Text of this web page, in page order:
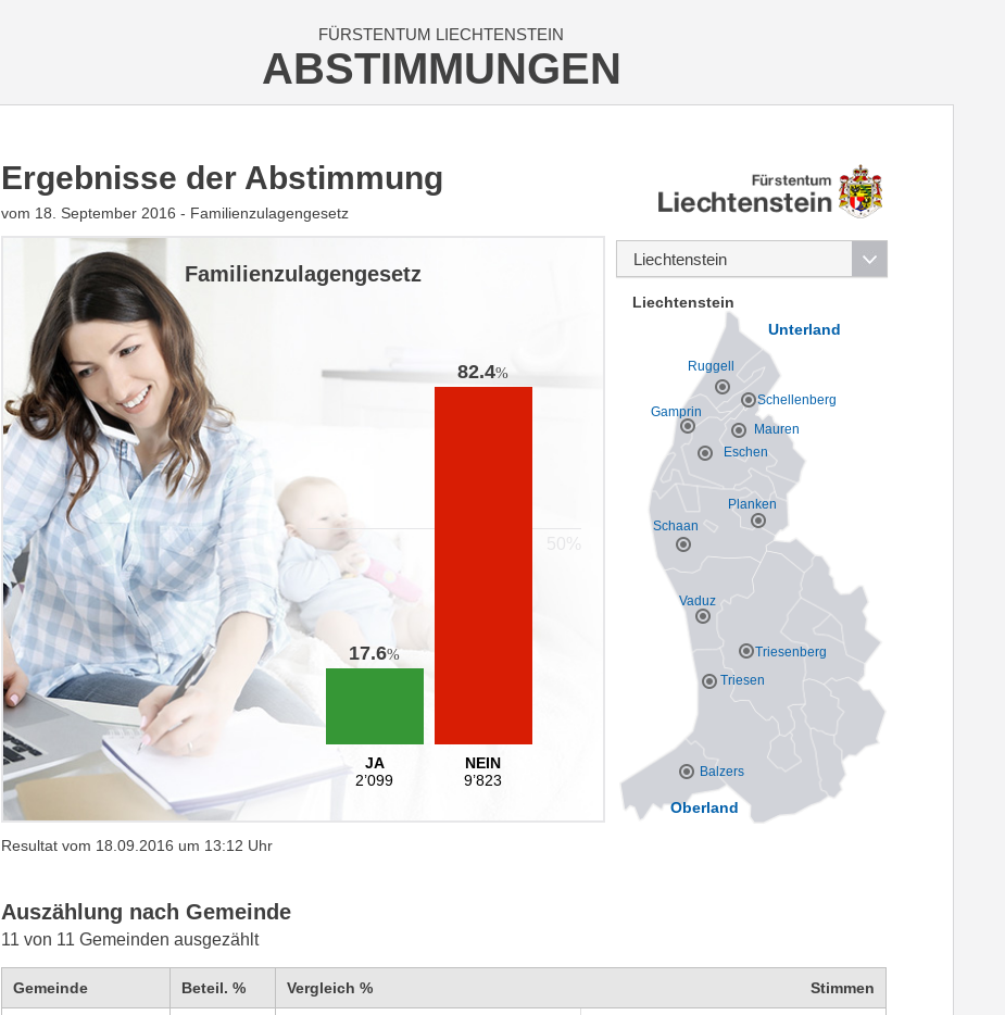
FÜRSTENTUM LIECHTENSTEIN
ABSTIMMUNGEN
Vaduz
Balzers
Planken
Schaan
Triesen
Triesenberg
Eschen
Gamprin
Mauren
Ruggell
Schellenberg
Oberland
Unterland
Liechtenstein
Ergebnisse der Abstimmung
vom 18. September 2016 - Familienzulagengesetz
Familienzulagengesetz
17.6%
JA
2’099
82.4%
NEIN
9’823
Resultat vom 18.09.2016 um 13:12 Uhr
Auszählung nach Gemeinde
11 von 11 Gemeinden ausgezählt
Gemeinde Beteil. % Vergleich % Stimmen